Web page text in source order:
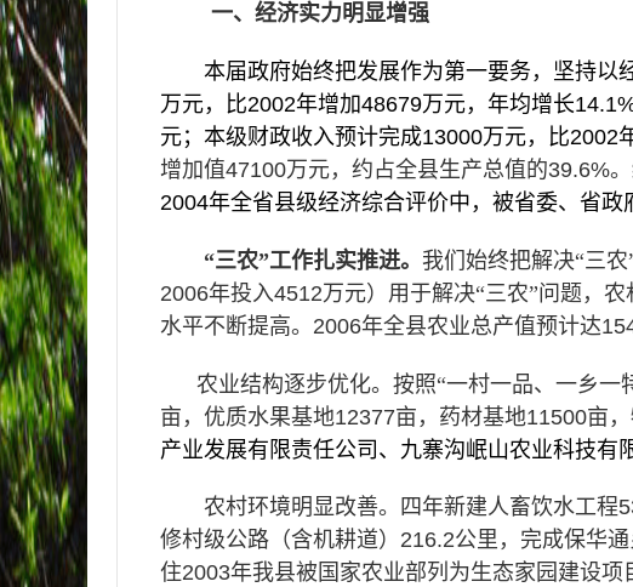
一、经济实力明显增强
本届政府始终把发展作为第一要务，坚持以
万元，比2002年增加48679万元，年均增长
元；本级财政收入预计完成13000万元，比2002
增加值47100万元，约占全县生产总值的39.6%。
2004年全省县级经济综合评价中，被省委、省政
“三农”工作扎实推进。 我们始终把解决“三
2006年投入4512万元）用于解决“三农”问题， 农
水平不断提高。 2006年全县农业总产值预计达
农业结构逐步优化。按照“一村一品、一乡一
亩，优质水果基地12377亩，药材基地11500亩，
产业发展有限责任公司、九寨沟岷山农业科技有
农村环境明显改善。 四年新建人畜饮水工程
修村级公路（含机耕道） 216.2公里，完成保华
住2003年我县被国家农业部列为生态家园建设